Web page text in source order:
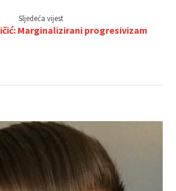
Sljedeća vijest
Marginalizirani progresivizam